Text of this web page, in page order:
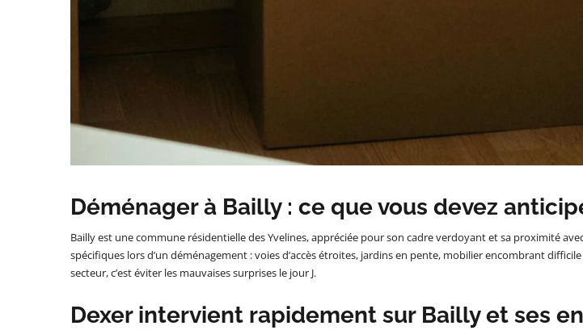
Déménager à Bailly : ce que vous devez
Bailly est une commune résidentielle des Yvelines, appréciée pour son cadre verdoyant et sa proximité
spécifiques lors d’un déménagement : voies d’accès étroites, jardins en pente, mobilier encombrant
secteur, c’est éviter les mauvaises surprises le jour J.
Dexer intervient rapidement sur Bailly et ses